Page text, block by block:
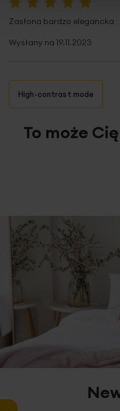
Zasłona bardzo elegancka
Wysłany na 19.11.2023
High-contrast mode
To może